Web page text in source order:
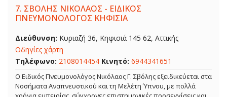
7. ΣΒΟΛΗΣ ΝΙΚΟΛΑΟΣ - ΕΙΔΙΚΟΣ
ΠΝΕΥΜΟΝΟΛΟΓΟΣ ΚΗΦΙΣΙΑ
Διεύθυνση: Κυριαζή 36, Κηφισιά 145 62, Αττικής
Οδηγίες χάρτη
Τηλέφωνο: 2108014454 Κινητό: 6944341651
O Ειδικός Πνευμονολόγος Νικόλαος Γ. Σβόλης εξειδικεύεται στα
Νοσήματα Αναπνευστικού και τη Μελέτη Ύπνου, με πολλά